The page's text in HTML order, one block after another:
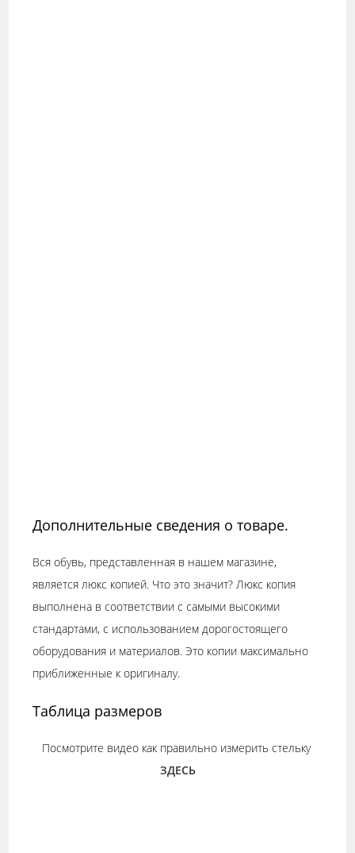
Дополнительные сведения о товаре.
Вся обувь, представленная в нашем магазине,
является люкс копией. Что это значит? Люкс копия
выполнена в соответствии с самыми высокими
стандартами, с использованием дорогостоящего
оборудования и материалов. Это копии максимально
приближенные к оригиналу.
Таблица размеров
Посмотрите видео как правильно измерить стельку
ЗДЕСЬ